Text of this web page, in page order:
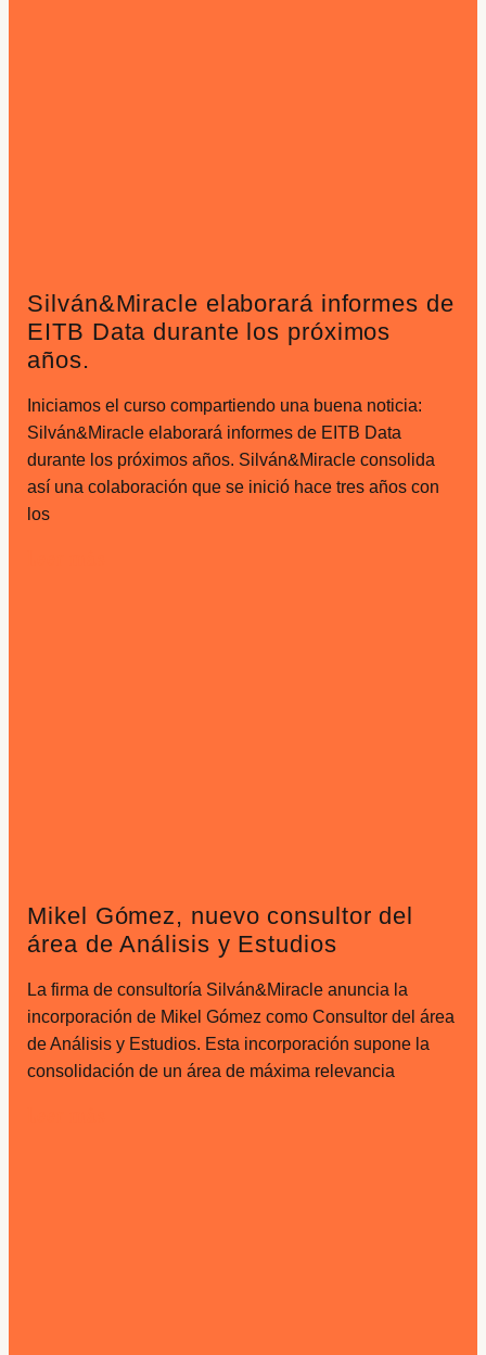
Silván&Miracle elaborará informes de
EITB Data durante los próximos
años.
Iniciamos el curso compartiendo una buena noticia:
Silván&Miracle elaborará informes de EITB Data
durante los próximos años. Silván&Miracle consolida
así una colaboración que se inició hace tres años con
los
Mikel Gómez, nuevo consultor del
área de Análisis y Estudios
La firma de consultoría Silván&Miracle anuncia la
incorporación de Mikel Gómez como Consultor del área
de Análisis y Estudios. Esta incorporación supone la
consolidación de un área de máxima relevancia